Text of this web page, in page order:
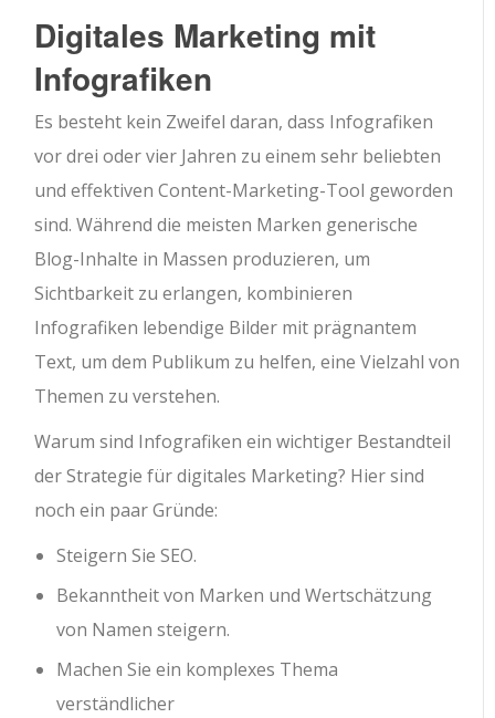
Digitales Marketing mit
Infografiken
Es besteht kein Zweifel daran, dass Infografiken
vor drei oder vier Jahren zu einem sehr beliebten
und effektiven Content-Marketing-Tool geworden
sind. Während die meisten Marken generische
Blog-Inhalte in Massen produzieren, um
Sichtbarkeit zu erlangen, kombinieren
Infografiken lebendige Bilder mit prägnantem
Text, um dem Publikum zu helfen, eine Vielzahl von
Themen zu verstehen.
Warum sind Infografiken ein wichtiger Bestandteil
der Strategie für digitales Marketing? Hier sind
noch ein paar Gründe:
Steigern Sie SEO.
Bekanntheit von Marken und Wertschätzung
von Namen steigern.
Machen Sie ein komplexes Thema
verständlicher